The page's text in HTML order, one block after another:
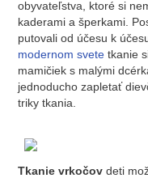
obyvateľstva, ktoré si
kaderami a šperkami.
putovali od účesu k
modernom svete tkanie
mamičiek s malými
jednoducho zapletať
triky tkania.
Tkanie vrkočov deti